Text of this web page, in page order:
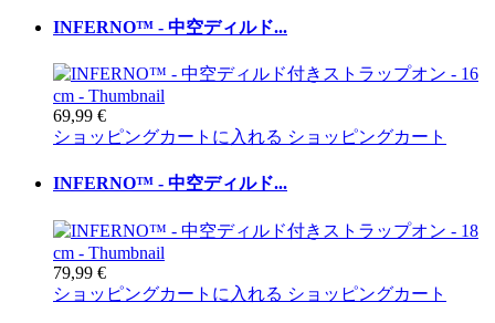
INFERNO™ - 中空ディルド...
69,99 €
ショッピングカートに入れる ショッピングカート
INFERNO™ - 中空ディルド...
79,99 €
ショッピングカートに入れる ショッピングカート